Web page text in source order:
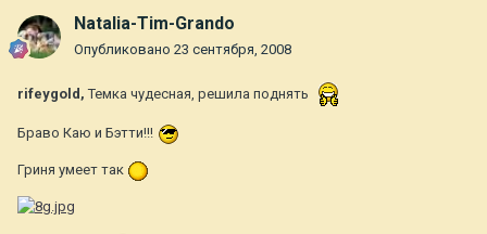
Natalia-Tim-Grando
Опубликовано 23 сентября, 2008
rifeygold, Темка чудесная, решила поднять
Браво Каю и Бэтти!!!
Гриня умеет так